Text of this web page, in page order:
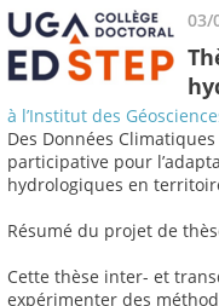
03/
à l’Institut des
Des Données
participative pour
hydrologiques en
Résumé du projet de
Cette thèse inter- et
expérimenter des